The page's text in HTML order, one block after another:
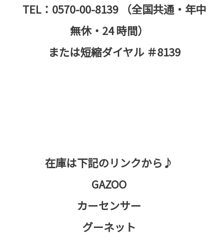
TEL：0570-00-8139 （全国共通・年中
無休・24 時間）
または短縮ダイヤル ＃8139
在庫は下記のリンクから♪
GAZOO
カーセンサー
グーネット